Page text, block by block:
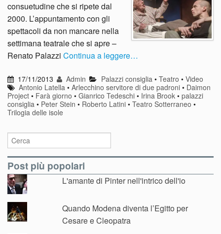
consuetudine che si ripete dal
2000. L’appuntamento con gli
spettacoli da non mancare nella
settimana teatrale che si apre –
Renato Palazzi Continua a leggere…
17/11/2013 Admin Palazzi consiglia• Teatro • Video
Antonio Latella •Arlecchino servitore di due padroni • Daimon
Project • Farà giorno • Gianrico Tedeschi • Irina Brook • palazzi
consiglia • Peter Stein • Roberto Latini • Teatro Sotterraneo •
Trilogia delle isole
Post più popolari
L'amante di Pinter nell'intrico dell'io
Quando Modena diventa l’Egitto per
Cesare e Cleopatra